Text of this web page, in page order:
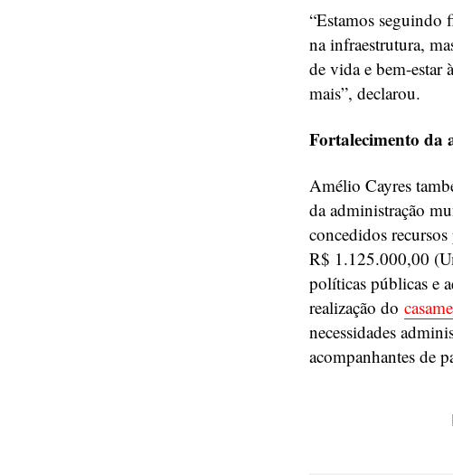
“Estamos seguindo
na infraestrutura,
de vida e bem-estar
mais”, declarou.
Fortalecimento da
Amélio Cayres
da administração
concedidos
R$ 1.125.000,00
políticas públicas e
realização do
necessidades
acompanhantes de